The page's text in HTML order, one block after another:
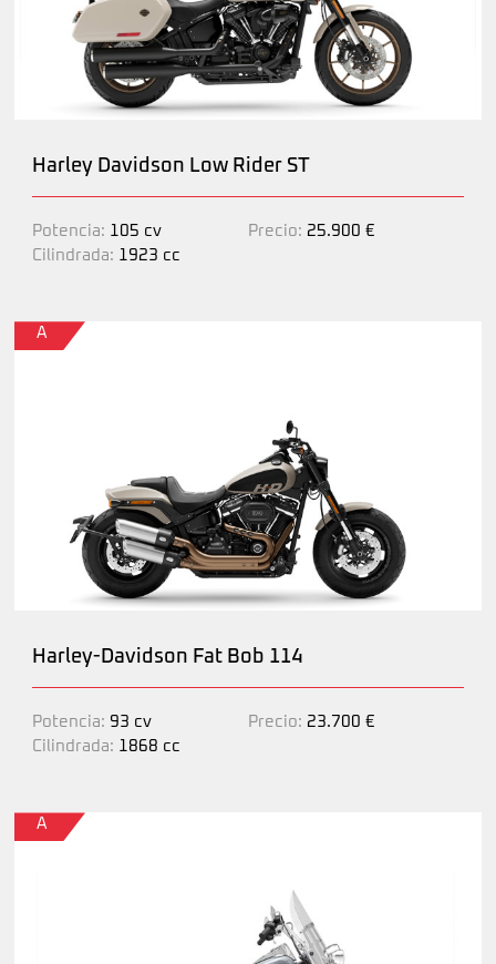
Harley Davidson Low Rider ST
Potencia: 105 cv
Cilindrada: 1923 cc
Precio: 25.900 €
A
Harley-Davidson Fat Bob 114
Potencia: 93 cv
Cilindrada: 1868 cc
Precio: 23.700 €
A